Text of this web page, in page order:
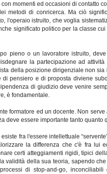
momenti ed occasioni di contatto
metodi di conricerca. Ma ciò
l'operaio istruito, che voglia
significato politico per la classe
pieno o un lavoratore istruito,
la partecipazione ad
della posizione dirigenziale non
pensiero e di proposta diviene
di giudizio deve venire
è fondamentale.
formatore ed un docente. Non
deve essere importante tanto
fra l'essere intellettuale
la differenza che c'è fra lui
certi atteggiamenti rigidi, tipici
validità della sua teoria, sapendo
di stop-and-go,